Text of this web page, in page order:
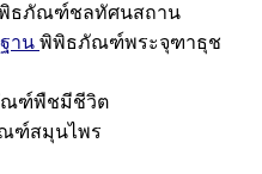
ธภัณฑ์ชลทัศนสถาน
าน พิพิธภัณฑ์พระจุฑาธุช
ฑ์พืชมีชีวิต
ฑ์สมุนไพร